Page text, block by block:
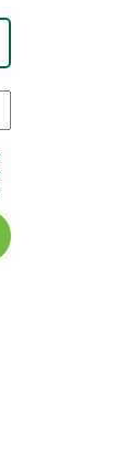
Naam
E-
elke
maand